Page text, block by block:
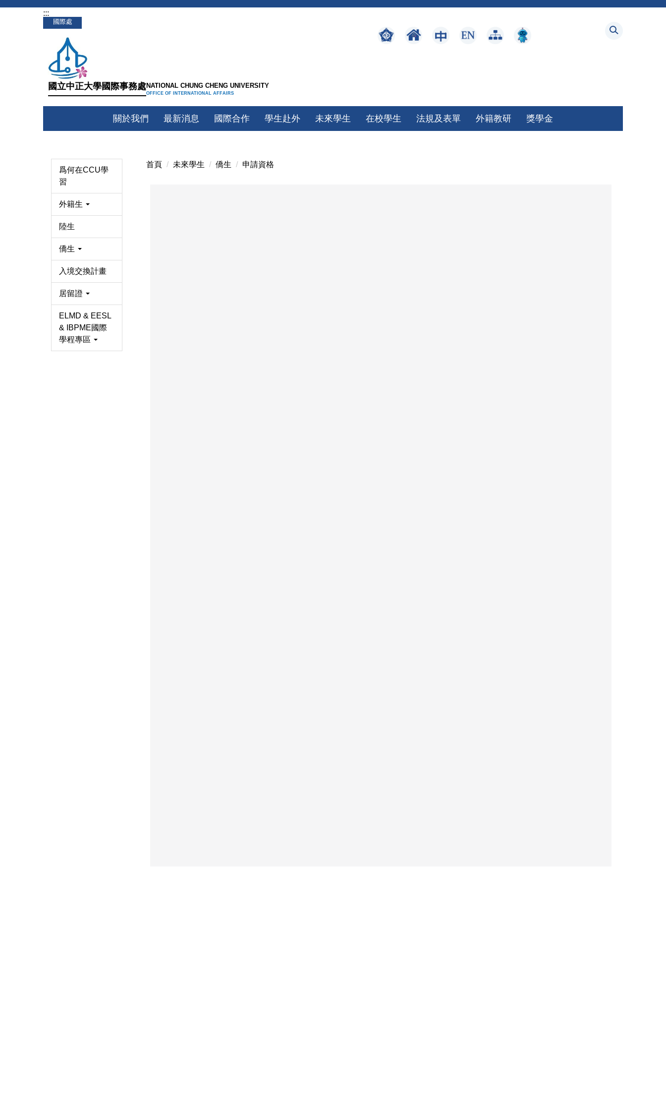
:::
國際處
國立中正大學國際事務處NATIONAL CHUNG CHENG UNIVERSITY
OFFICE OF INTERNATIONAL AFFAIRS
關於我們 最新消息 國際合作 學生赴外 未來學生 在校學生 法規及表單 外籍教研 獎學金
爲何在CCU學
習
外籍生
陸生
僑生
入境交換計畫
居留證
ELMD & EESL
& IBPME國際
學程專區
首頁 未來學生 僑生 申請資格